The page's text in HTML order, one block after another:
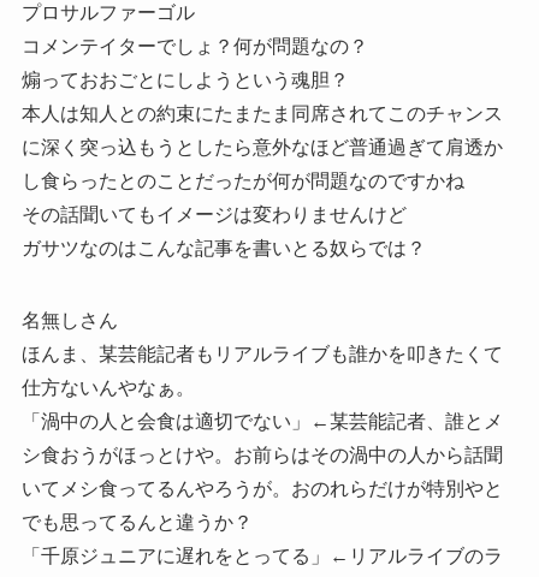
プロサルファーゴル
コメンテイターでしょ？何が問題なの？
煽っておおごとにしようという魂胆？
本人は知人との約束にたまたま同席されてこのチャンス
に深く突っ込もうとしたら意外なほど普通過ぎて肩透か
し食らったとのことだったが何が問題なのですかね
その話聞いてもイメージは変わりませんけど
ガサツなのはこんな記事を書いとる奴らでは？
名無しさん
ほんま、某芸能記者もリアルライブも誰かを叩きたくて
仕方ないんやなぁ。
「渦中の人と会食は適切でない」←某芸能記者、誰とメ
シ食おうがほっとけや。お前らはその渦中の人から話聞
いてメシ食ってるんやろうが。おのれらだけが特別やと
でも思ってるんと違うか？
「千原ジュニアに遅れをとってる」←リアルライブのラ